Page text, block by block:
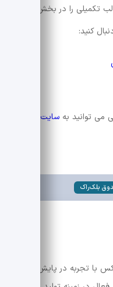
تکمیلی را در بخش
کنید:
می توانید به سایت SEC
بلک‌راک
با تجربه در پایش